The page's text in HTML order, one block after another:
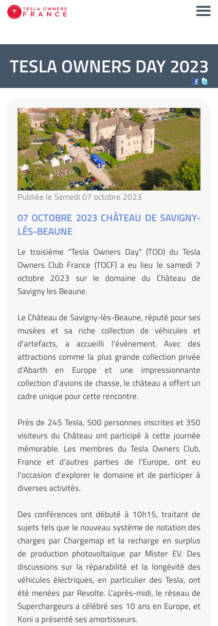
TESLA OWNERS DAY 2023
Publiée le Samedi 07 octobre 2023
07 OCTOBRE 2023 CHÂTEAU DE SAVIGNY-
LÈS-BEAUNE
Le troisième "Tesla Owners Day" (TOD) du Tesla
Owners Club France (TOCF) a eu lieu le samedi 7
octobre 2023 sur le domaine du Château de
Savigny les Beaune.
Le Château de Savigny-lès-Beaune, réputé pour ses
musées et sa riche collection de véhicules et
d'artefacts, a accueilli l'événement. Avec des
attractions comme la plus grande collection privée
d'Abarth en Europe et une impressionnante
collection d'avions de chasse, le château a offert un
cadre unique pour cette rencontre.
Près de 245 Tesla, 500 personnes inscrites et 350
visiteurs du Château ont participé à cette journée
mémorable. Les membres du Tesla Owners Club,
France et d'autres parties de l’Europe, ont eu
l'occasion d'explorer le domaine et de participer à
diverses activités.
Des conférences ont débuté à 10h15, traitant de
sujets tels que le nouveau système de notation des
charges par Chargemap et la recharge en surplus
de production photovoltaïque par Mister EV. Des
discussions sur la réparabilité et la longévité des
véhicules électriques, en particulier des Tesla, ont
été menées par Revolte. L’après-midi, le réseau de
Superchargeurs a célébré ses 10 ans en Europe, et
Koni a présenté ses amortisseurs.